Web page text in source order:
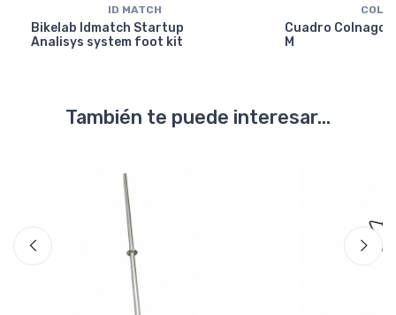
ID MATCH
Bikelab Idmatch Startup
Analisys system foot kit
Cuadro Colnago
M
También te puede interesar...